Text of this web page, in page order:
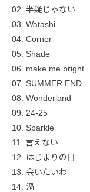
02. 半疑じゃない
03. Watashi
04. Corner
05. Shade
06. make me bright
07. SUMMER END
08. Wonderland
09. 24-25
10. Sparkle
11. 言えない
12. はじまりの日
13. 会いたいわ
14. 渦